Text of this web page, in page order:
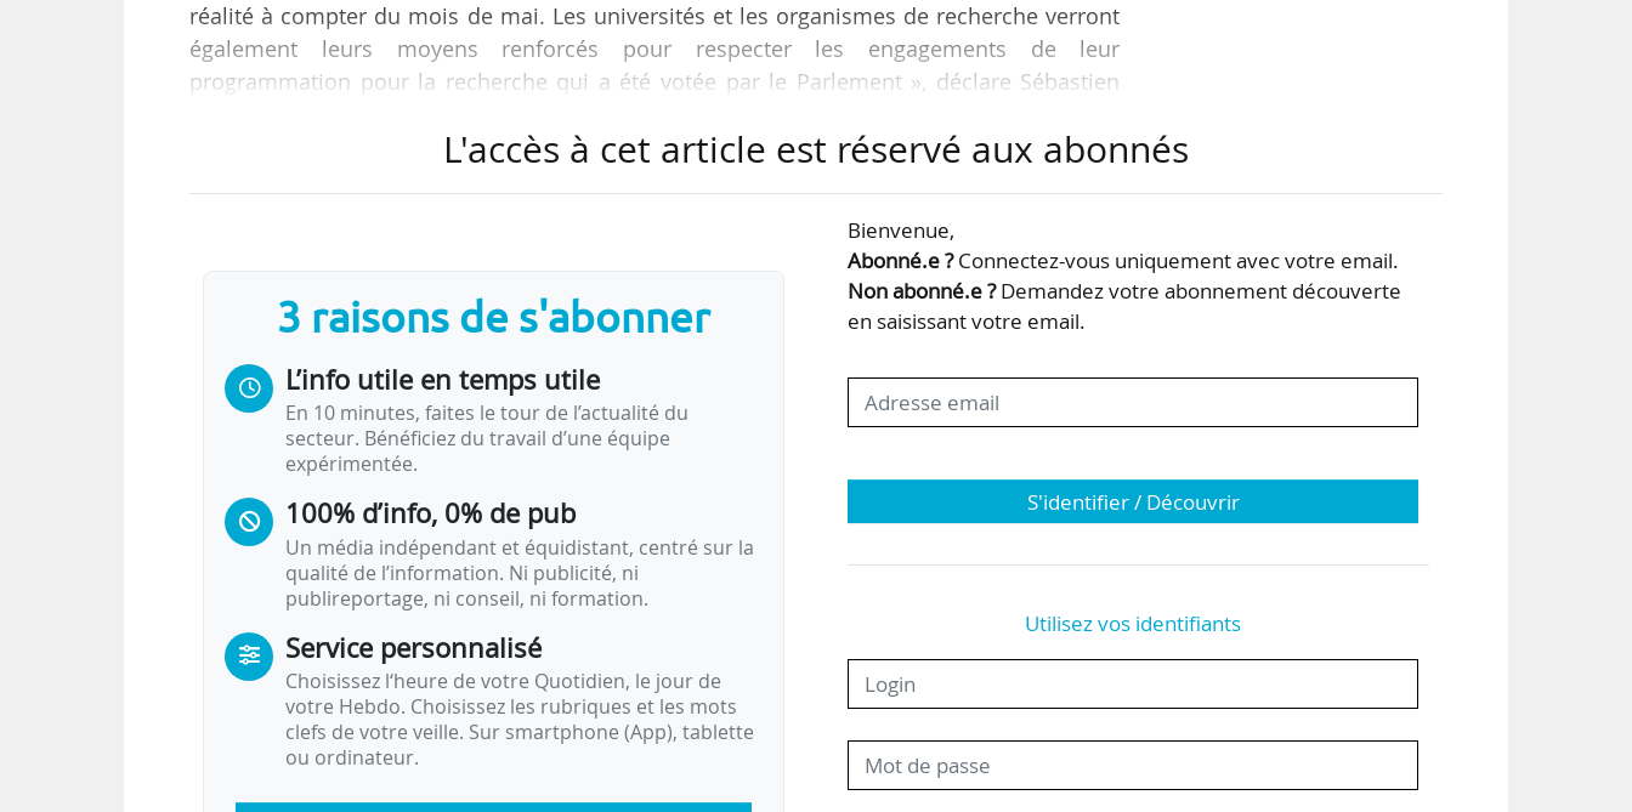
réalité à compter du mois de mai. Les universités et les organismes de recherche verront
également leurs moyens renforcés pour respecter les engagements de leur
programmation pour la recherche qui a été votée par le Parlement », déclare Sébastien
Initialement, le projet de budget du gouvernement prévoyait une marche partielle pour
L'accès à cet article est réservé aux abonnés
3 raisons de s'abonner
L’info utile en temps utile
En 10 minutes, faites le tour de l’actualité du
secteur. Bénéficiez du travail d’une équipe
expérimentée.
100% d’info, 0% de pub
Un média indépendant et équidistant, centré sur la
qualité de l’information. Ni publicité, ni
publireportage, ni conseil, ni formation.
Service personnalisé
Choisissez l‘heure de votre Quotidien, le jour de
votre Hebdo. Choisissez les rubriques et les mots
clefs de votre veille. Sur smartphone (App), tablette
ou ordinateur.
Bienvenue,
Abonné.e ?Connectez-vous uniquement avec votre email.
Non abonné.e ?Demandez votre abonnement découverte
en saisissant votre email.
S'identifier / Découvrir
Utilisez vos identifiants